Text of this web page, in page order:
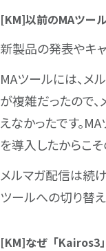
[KM]以前のMAツー
新製品の発表やキ
MAツールには、メ
が複雑だったので
えなかったです。
を導入したからこ
メルマガ配信は続
ツールへの切り替え
[KM]なぜ「Kairos3